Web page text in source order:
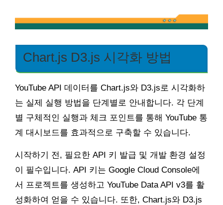
Chart.js D3.js 시각화 방법
YouTube API 데이터를 Chart.js와 D3.js로 시각화하
는 실제 실행 방법을 단계별로 안내합니다. 각 단계
별 구체적인 실행과 체크 포인트를 통해 YouTube 통
계 대시보드를 효과적으로 구축할 수 있습니다.
시작하기 전, 필요한 API 키 발급 및 개발 환경 설정
이 필수입니다. API 키는 Google Cloud Console에
서 프로젝트를 생성하고 YouTube Data API v3를 활
성화하여 얻을 수 있습니다. 또한, Chart.js와 D3.js